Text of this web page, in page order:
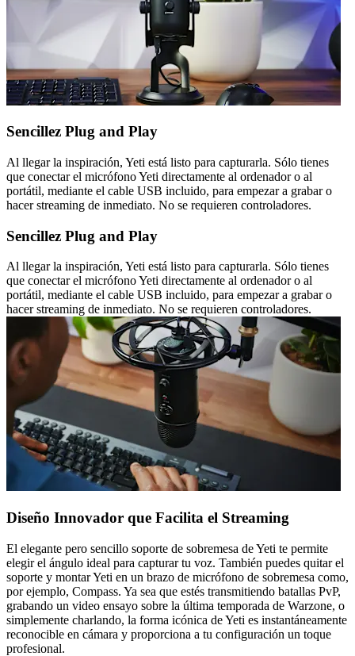
Sencillez Plug and Play
Al llegar la inspiración, Yeti está listo para capturarla. Sólo tienes
que conectar el micrófono Yeti directamente al ordenador o al
portátil, mediante el cable USB incluido, para empezar a grabar o
hacer streaming de inmediato. No se requieren controladores.
Sencillez Plug and Play
Al llegar la inspiración, Yeti está listo para capturarla. Sólo tienes
que conectar el micrófono Yeti directamente al ordenador o al
portátil, mediante el cable USB incluido, para empezar a grabar o
hacer streaming de inmediato. No se requieren controladores.
Diseño Innovador que Facilita el Streaming
El elegante pero sencillo soporte de sobremesa de Yeti te permite
elegir el ángulo ideal para capturar tu voz. También puedes quitar el
soporte y montar Yeti en un brazo de micrófono de sobremesa como,
por ejemplo, Compass. Ya sea que estés transmitiendo batallas PvP,
grabando un video ensayo sobre la última temporada de Warzone, o
simplemente charlando, la forma icónica de Yeti es instantáneamente
reconocible en cámara y proporciona a tu configuración un toque
profesional.